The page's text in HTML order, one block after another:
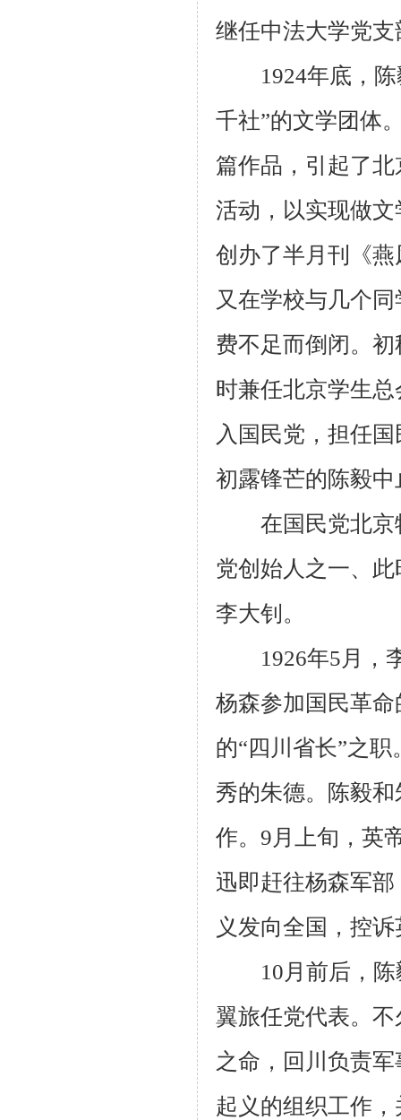
继任中法大学党
1924年底，陈
千社”的文学团体
篇作品，引起了
活动，以实现做
创办了半月刊《
又在学校与几个
费不足而倒闭。
时兼任北京学生
入国民党，担任
初露锋芒的陈毅
在国民党北京
党创始人之一、
李大钊。
1926年5月，李
杨森参加国民革
的“四川省长”之
秀的朱德。陈毅
作。9月上旬，英
迅即赶往杨森军
义发向全国，控
10月前后，陈
翼旅任党代表。
之命，回川负责
起义的组织工作